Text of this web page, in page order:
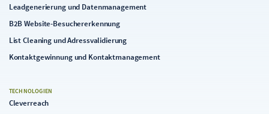
Leadgenerierung und Datenmanagement
B2B Website-Besuchererkennung
List Cleaning und Adressvalidierung
Kontaktgewinnung und Kontaktmanagement
TECHNOLOGIEN
Cleverreach